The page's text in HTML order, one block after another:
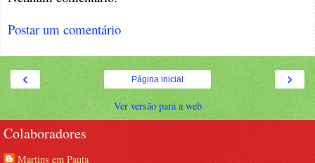
Postar um comentário
‹ ›
Página inicial
Ver versão para a web
Colaboradores
Martins em Pauta